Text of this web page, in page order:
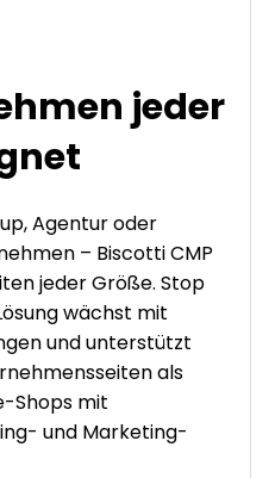
jeder
Agentur oder
– Biscotti CMP
jeder Größe. Stop
wächst mit
und unterstützt
als
Shops mit
und Marketing-